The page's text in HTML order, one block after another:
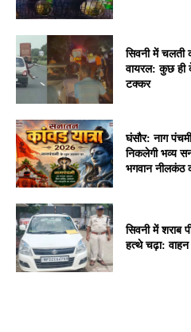
सिवनी में चलती
वायरल: कुछ ही
टक्कर
घंसौर: नाग
निकलेगी भव्य
भगवान नीलकंठ
सिवनी में शराब
हत्थे चढ़ा: